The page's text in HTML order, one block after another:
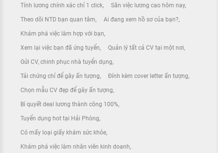
Tính lương chính xác chỉ 1 click Săn việc lương cao hôm nay
Theo dõi NTD bạn quan tâm Ai đang xem hồ sơ của bạn?
Khám phá việc làm hợp với bạn
Xem lại việc bạn đã ứng tuyển Quản lý tất cả CV tại một nơi
Gửi CV, chinh phục nhà tuyển dụng
Tải chứng chỉ để gây ấn tượng Đính kèm cover letter ấn tượng
Chọn mẫu CV đẹp để gây ấn tượng
Bí quyết deal lương thành công 100%
Tuyển dụng hot tại Hải Phòng
Có mấy loại giấy khám sức khỏe
Khám phá việc làm nhân viên kinh doanh